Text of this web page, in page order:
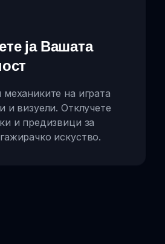
ја Вашата
на играта
и визуели. Отклучете
и предизвици за
искуство.